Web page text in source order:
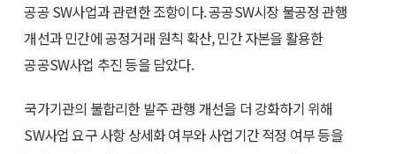
공공 SW사업과 관련한 조항이다. 공공SW시장 불공정 관행
개선과 민간에 공정거래 원칙 확산, 민간 자본을 활용한
공공SW사업 추진 등을 담았다.
국가기관의 불합리한 발주 관행 개선을 더 강화하기 위해
SW사업 요구 사항 상세화 여부와 사업기간 적정 여부 등을